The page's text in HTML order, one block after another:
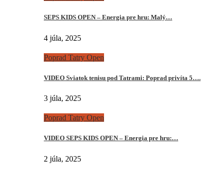
SEPS KIDS OPEN – Energia pre hru: Malý…
4 júla, 2025
Poprad Tatry Open
VIDEO Sviatok tenisu pod Tatrami: Poprad privíta 5….
3 júla, 2025
Poprad Tatry Open
VIDEO SEPS KIDS OPEN – Energia pre hru:…
2 júla, 2025